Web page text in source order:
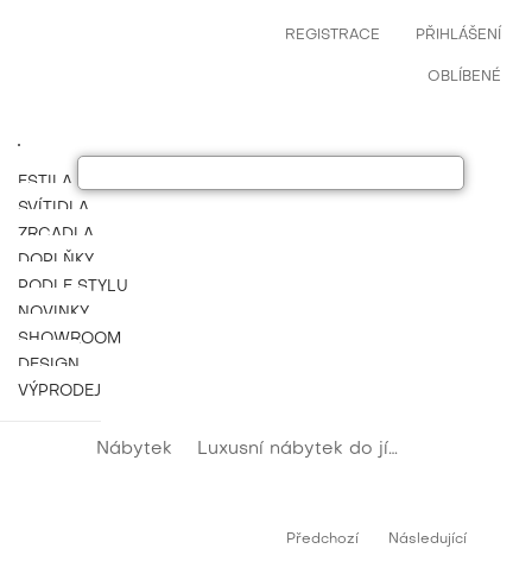
PŘIHLÁŠENÍ
REGISTRACE
OBLÍBENÉ
ESTILA NÁBYTEK
SVÍTIDLA
ZRCADLA
DOPLŇKY
PODLE STYLU
NOVINKY
SHOWROOM
DESIGN
VÝPRODEJ
Nábytek Luxusní nábytek do jídelny
Předchozí Následující